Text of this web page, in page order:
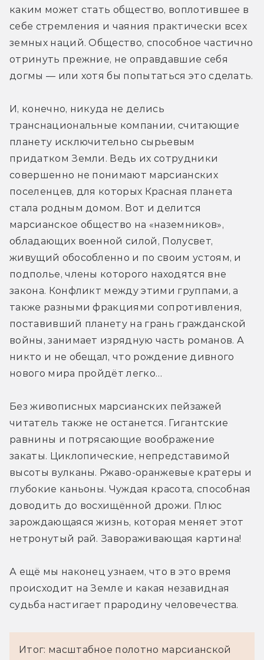
каким может стать общество, воплотившее в
себе стремления и чаяния практически всех
земных наций. Общество, способное частично
отринуть прежние, не оправдавшие себя
догмы — или хотя бы попытаться это сделать.
И, конечно, никуда не делись
транснациональные компании, считающие
планету исключительно сырьевым
придатком Земли. Ведь их сотрудники
совершенно не понимают марсианских
поселенцев, для которых Красная планета
стала родным домом. Вот и делится
марсианское общество на «наземников»,
обладающих военной силой, Полусвет,
живущий обособленно и по своим устоям, и
подполье, члены которого находятся вне
закона. Конфликт между этими группами, а
также разными фракциями сопротивления,
поставивший планету на грань гражданской
войны, занимает изрядную часть романов. А
никто и не обещал, что рождение дивного
нового мира пройдёт легко…
Без живописных марсианских пейзажей
читатель также не останется. Гигантские
равнины и потрясающие воображение
закаты. Циклопические, непредставимой
высоты вулканы. Ржаво-оранжевые кратеры и
глубокие каньоны. Чуждая красота, способная
доводить до восхищённой дрожи. Плюс
зарождающаяся жизнь, которая меняет этот
нетронутый рай. Завораживающая картина!
А ещё мы наконец узнаем, что в это время
происходит на Земле и какая незавидная
судьба настигает прародину человечества.
Итог: масштабное полотно марсианской